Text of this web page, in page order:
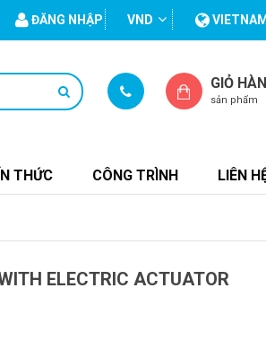
ĐĂNG NHẬP VND
GIỎ
sản phẩm
THỨC CÔNG TRÌNH LIÊN
ELECTRIC ACTUATOR